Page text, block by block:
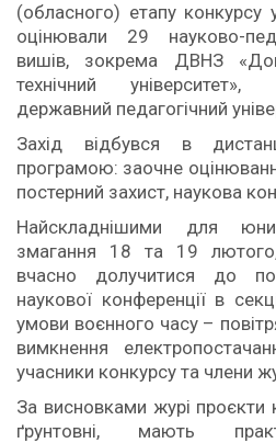
(обласного) етапу конкурсу
оцінювали 29 науково-
вишів, зокрема ДВНЗ
технічний
державний педагогічний
Захід відбувся в
програмою: заочне
постерний захист, наукова
Найскладнішими для
змагання 18 та 19
вчасно долучитися до
наукової конференції в
умови воєнного часу –
вимкнення
учасники конкурсу та члени
За висновками журі проєкти
ґрунтовні, мають